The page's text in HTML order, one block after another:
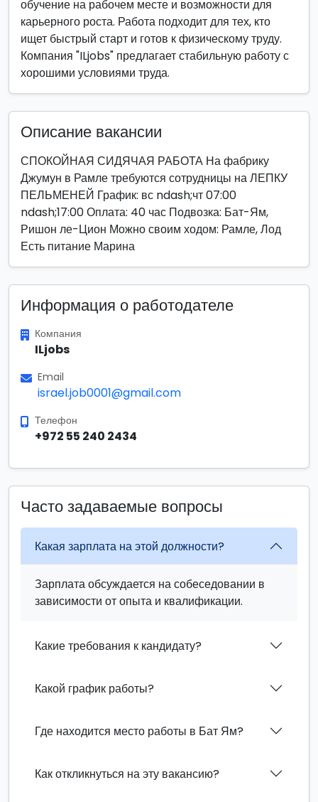
обучение на рабочем месте и возможности для
карьерного роста. Работа подходит для тех, кто
ищет быстрый старт и готов к физическому труду.
Компания "ILjobs" предлагает стабильную работу с
хорошими условиями труда.
Описание вакансии
СПОКОЙНАЯ СИДЯЧАЯ РАБОТА На фабрику
Джумун в Рамле требуются сотрудницы на ЛЕПКУ
ПЕЛЬМЕНЕЙ График: вс ndash;чт 07:00
ndash;17:00 Оплата: 40 час Подвозка: Бат-Ям,
Ришон ле-Цион Можно своим ходом: Рамле, Лод
Есть питание Марина
Информация о работодателе
Компания
ILjobs
Email
israel.job0001@gmail.com
Телефон
+972 55 240 2434
Часто задаваемые вопросы
Какая зарплата на этой должности?
Зарплата обсуждается на собеседовании в
зависимости от опыта и квалификации.
Какие требования к кандидату?
Какой график работы?
Где находится место работы в Бат Ям?
Как откликнуться на эту вакансию?